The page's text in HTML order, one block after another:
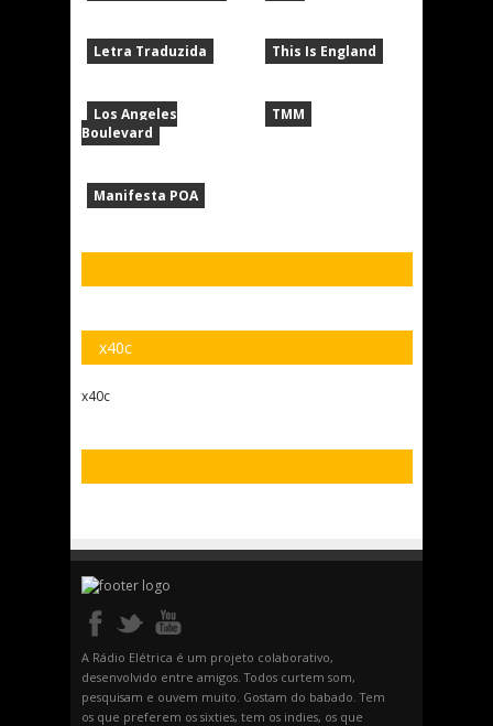
Letra Traduzida
Los Angeles
Boulevard
Manifesta POA
This Is England
TMM
x40c
x40c
A Rádio Elétrica é um projeto colaborativo,
desenvolvido entre amigos. Todos curtem som,
pesquisam e ouvem muito. Gostam do babado. Tem
os que preferem os sixties, tem os indies, os que